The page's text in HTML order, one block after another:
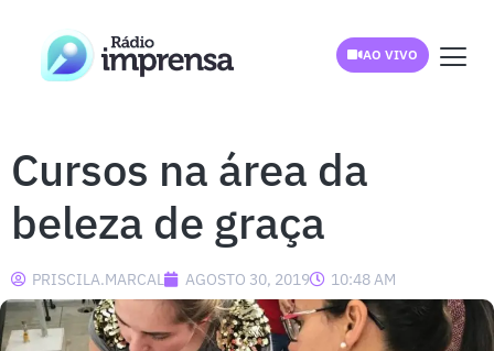
AO VIVO
Cursos na área da
beleza de graça
PRISCILA.MARCAL AGOSTO 30, 2019 10:48 AM